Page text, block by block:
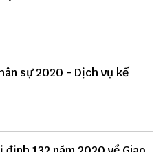
sự 2020 - Dịch vụ kế